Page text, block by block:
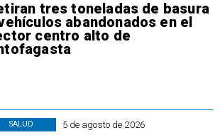
tres toneladas de basura
abandonados en el
centro alto de
5 de agosto de 2026
SALUD